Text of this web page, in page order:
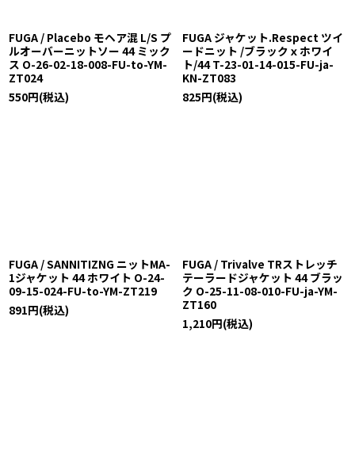
FUGA / Placebo モヘア混 L/S プ
ルオーバーニットソー 44 ミック
ス O-26-02-18-008-FU-to-YM-
ZT024
550円(税込)
FUGA ジャケット.Respect ツイ
ードニット /ブラックｘホワイ
ト/44 T-23-01-14-015-FU-ja-
KN-ZT083
825円(税込)
FUGA / SANNITIZNG ニットMA-
1ジャケット 44 ホワイト O-24-
09-15-024-FU-to-YM-ZT219
891円(税込)
FUGA / Trivalve TRストレッチ
テーラードジャケット 44 ブラッ
ク O-25-11-08-010-FU-ja-YM-
ZT160
1,210円(税込)